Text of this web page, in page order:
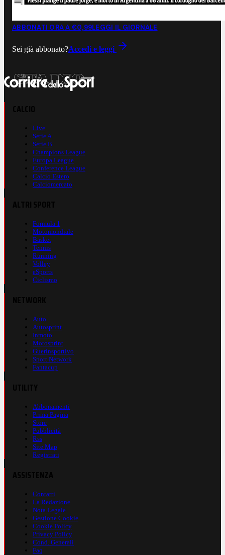
ABBONATI ORA A €0,99LEGGI IL GIORNALE
Sei già abbonato?Accedi e leggi
Live
Serie A
Serie B
Champions League
Europa League
Conference League
Calcio Estero
Calciomercato
Formula 1
Motomondiale
Basket
Tennis
Running
Volley
eSports
Ciclismo
Auto
Autosprint
Inmoto
Motosprint
Guerinsportivo
Sport Network
Fantacup
Abbonamenti
Prima Pagina
Store
Pubblicità
Rss
Site Map
Registrati
Contatti
La Redazione
Nota Legale
Gestione Cookie
Cookie Policy
Privacy Policy
Cond. Generali
Faq